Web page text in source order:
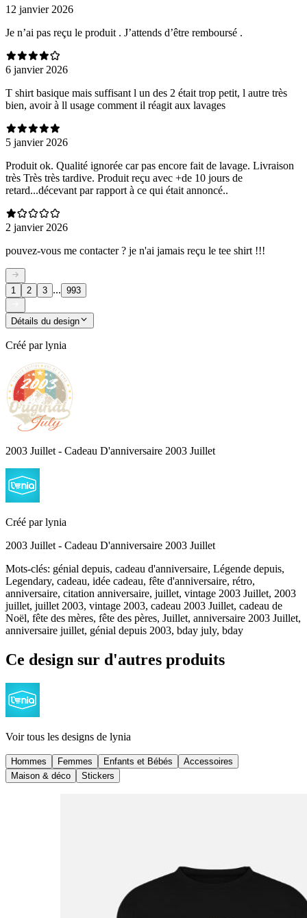
12 janvier 2026
Je n’ai pas reçu le produit . J’attends d’être remboursé .
6 janvier 2026
T shirt basique mais suffisant l un des 2 était trop petit, l autre très
bien, avoir à ll usage comment il réagit aux lavages
5 janvier 2026
Produit ok. Qualité ignorée car pas encore fait de lavage. Livraison
très Très très tardive. Produit reçu avec +de 10 jours de
retard...décevant par rapport à ce qui était annoncé..
2 janvier 2026
pouvez-vous me contacter ? je n'ai jamais reçu le tee shirt !!!
1 2 3 ... 993
Détails du design
Créé par lynia
2003 Juillet - Cadeau D'anniversaire 2003 Juillet
Créé par lynia
2003 Juillet - Cadeau D'anniversaire 2003 Juillet
Mots-clés: génial depuis, cadeau d'anniversaire, Légende depuis,
Legendary, cadeau, idée cadeau, fête d'anniversaire, rétro,
anniversaire, citation anniversaire, juillet, vintage 2003 Juillet, 2003
juillet, juillet 2003, vintage 2003, cadeau 2003 Juillet, cadeau de
Noël, fête des mères, fête des pères, Juillet, anniversaire 2003 Juillet,
anniversaire juillet, génial depuis 2003, bday july, bday
Ce design sur d'autres produits
Voir tous les designs de lynia
Hommes Femmes Enfants et Bébés
Accessoires
Maison & déco
Stickers